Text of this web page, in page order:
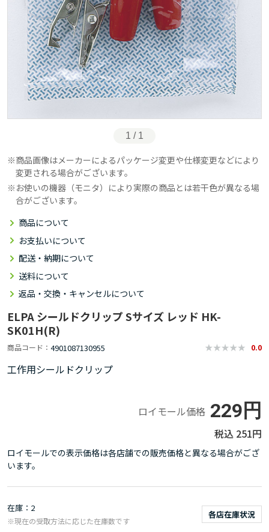
1 / 1
商品画像はメーカーによるパッケージ変更や仕様変更などにより
変更される場合がございます。
お使いの機器（モニタ）により実際の商品とは若干色が異なる場
合がございます。
商品について
お支払いについて
配送・納期について
送料について
返品・交換・キャンセルについて
ELPA シールドクリップ Sサイズ レッド HK-
SK01H(R)
商品コード 4901087130955 0.0
工作用シールドクリップ
ロイモール価格 229円
251円
ロイモールでの表示価格は各店舗での販売価格と異なる場合がござ
います。
在庫 2
各店在庫状況
※現在の受取方法に応じた在庫数です